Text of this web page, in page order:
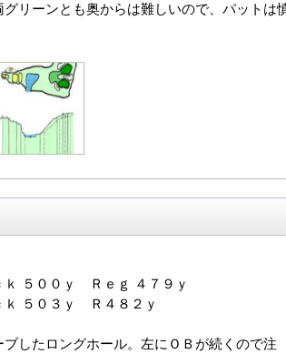
グリーンとも奥からは難しいので、パットは
５００ｙ Ｒｅｇ ４７９ｙ
５０３ｙ Ｒ４８２ｙ
したロングホール。左にＯＢが続くので注